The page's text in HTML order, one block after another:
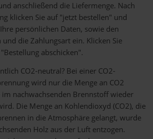
anschließend die Liefermenge. Nach
klicken Sie auf "jetzt bestellen" und
persönlichen Daten, sowie den
die Zahlungsart ein. Klicken Sie
abschicken".
CO2-neutral? Bei einer CO2-
wird nur die Menge an CO2
nachwachsenden Brennstoff wieder
Die Menge an Kohlendioxyd (CO2), die
in die Atmosphäre gelangt, wurde
Holz aus der Luft entzogen.